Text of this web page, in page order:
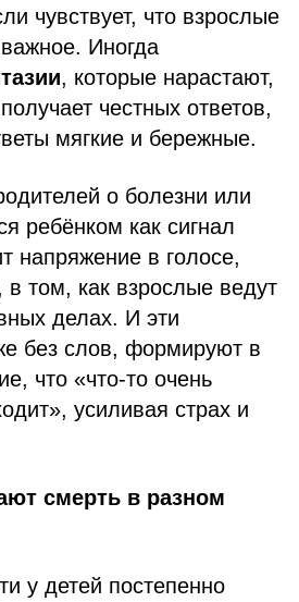
чувствует, что взрослые
Иногда
, которые нарастают,
честных ответов,
мягкие и бережные.
о болезни или
ребёнком как сигнал
напряжение в голосе,
том, как взрослые ведут
делах. И эти
без слов, формируют в
что «что-то очень
усиливая страх и
смерть в разном
у детей постепенно